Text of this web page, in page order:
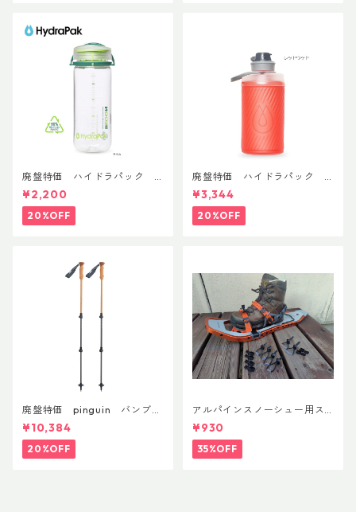
廃盤特価 ハイドラパック
リーコン ツイスト＆シップ 50
0ml
¥2,200
20%OFF
廃盤特価 ハイドラパック
フラックス 750ml
¥3,344
20%OFF
廃盤特価 pinguin バンブー
FLフォーム(ペア)
¥10,384
20%OFF
アルパインスノーシュー用ス
トラップキャッチ(ペア)
¥930
35%OFF